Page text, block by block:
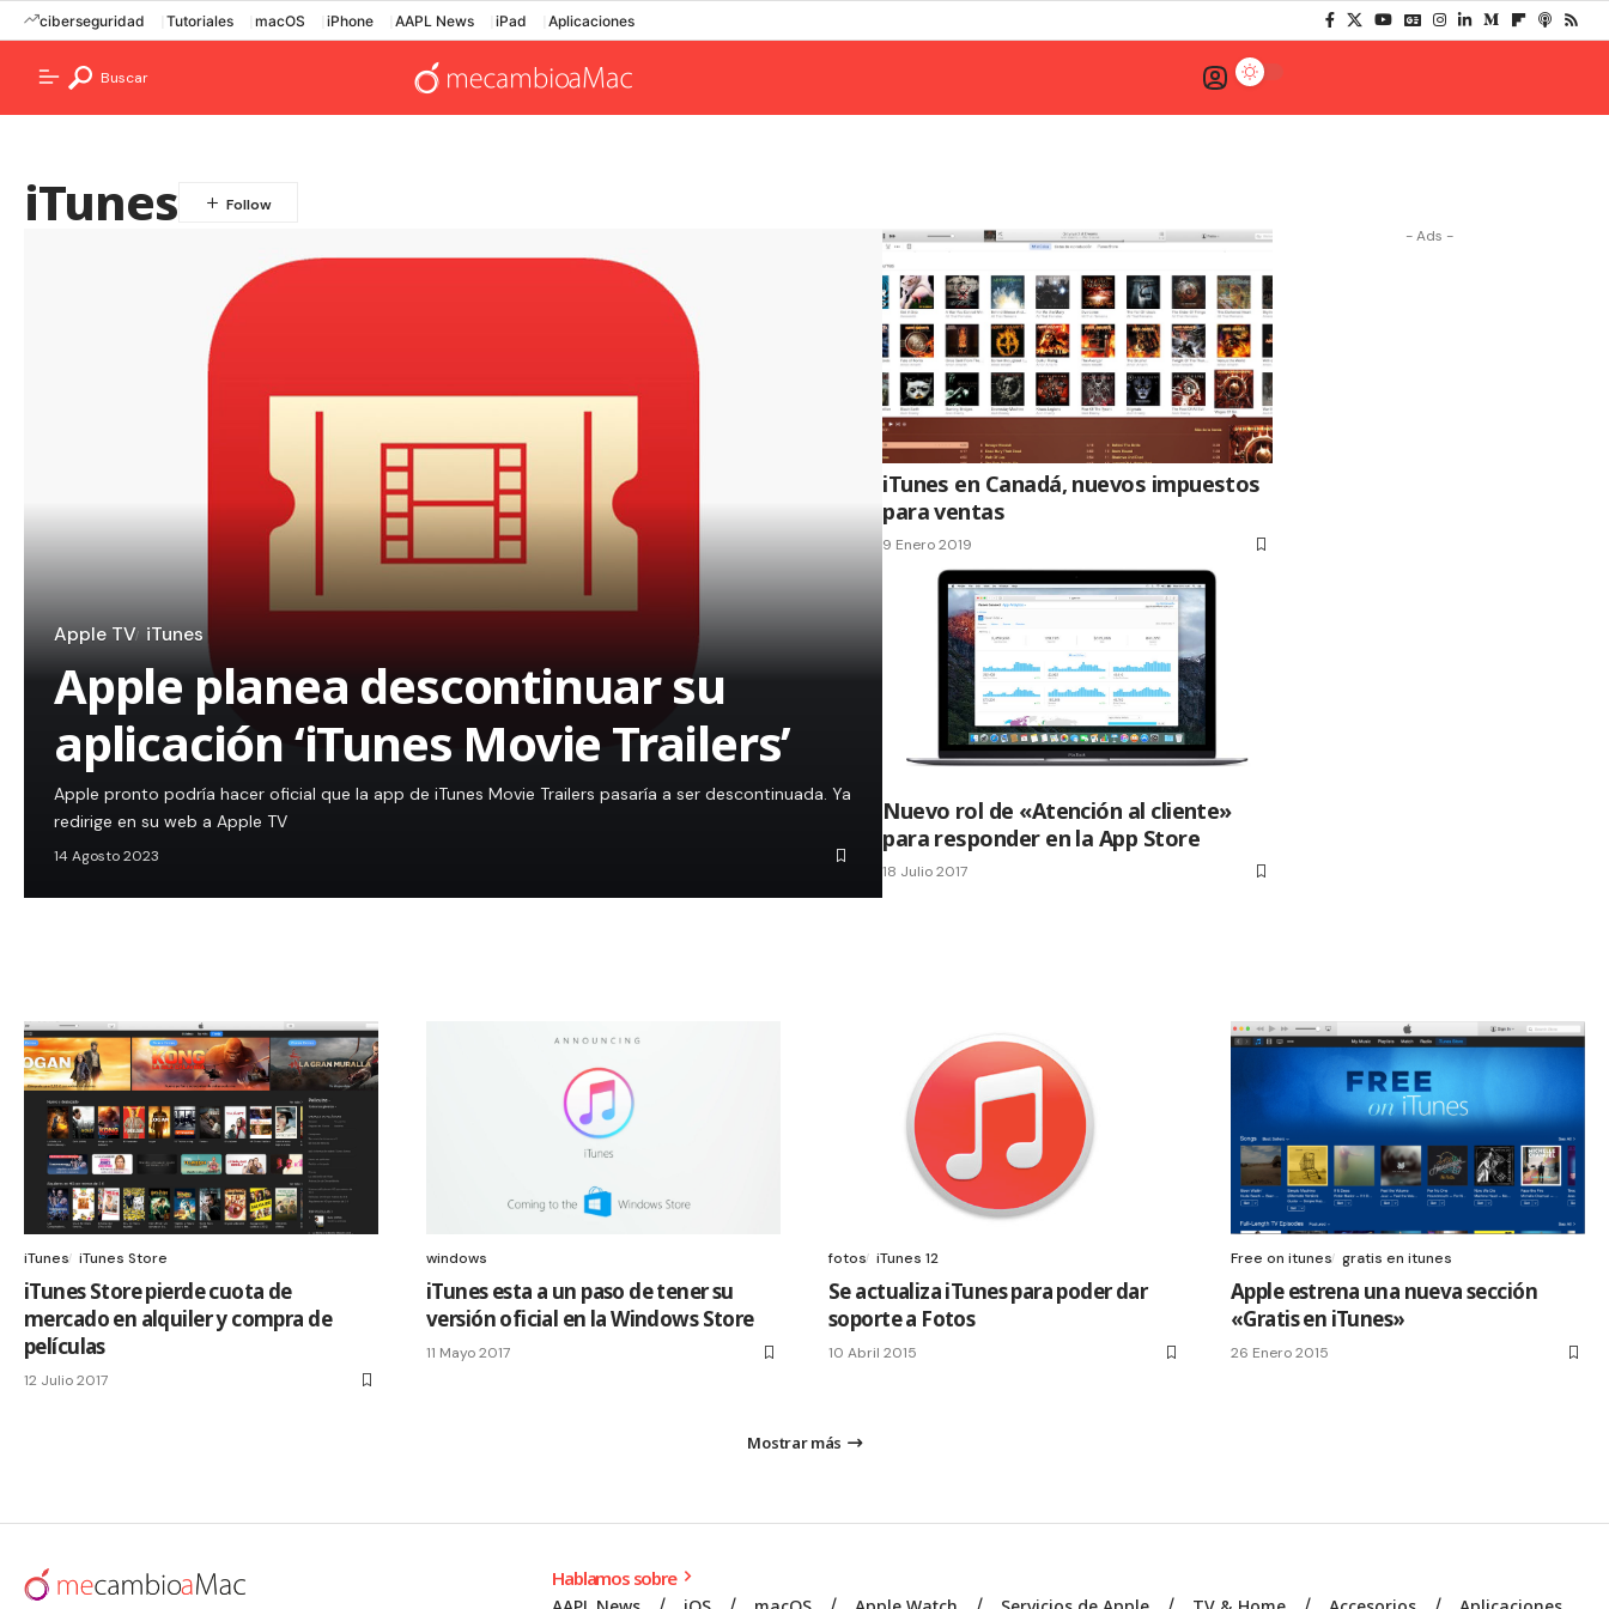
ciberseguridad Tutoriales macOS iPhone AAPL News iPad Aplicaciones
Buscar
iTunes
Apple TV iTunes
Apple planea descontinuar su
aplicación ‘iTunes Movie Trailers’
Apple pronto podría hacer oficial que la app de iTunes Movie Trailers pasaría a ser descontinuada. Ya
redirige en su web a Apple TV
14 Agosto 2023
iTunes en Canadá, nuevos impuestos
para ventas
9 Enero 2019
Nuevo rol de «Atención al cliente»
para responder en la App Store
18 Julio 2017
- Ads -
iTunes iTunes Store
iTunes Store pierde cuota de
mercado en alquiler y compra de
películas
12 Julio 2017
windows
iTunes esta a un paso de tener su
versión oficial en la Windows Store
11 Mayo 2017
fotos iTunes 12
Se actualiza iTunes para poder dar
soporte a Fotos
10 Abril 2015
Free on itunes gratis en itunes
Apple estrena una nueva sección
«Gratis en iTunes»
26 Enero 2015
Mostrar más
Hablamos sobre